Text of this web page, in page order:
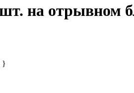
на отрывном
}